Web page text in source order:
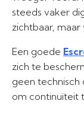
steeds vaker
zichtbaar, maar
Een goede
zich te
geen technisch
om continuïteit